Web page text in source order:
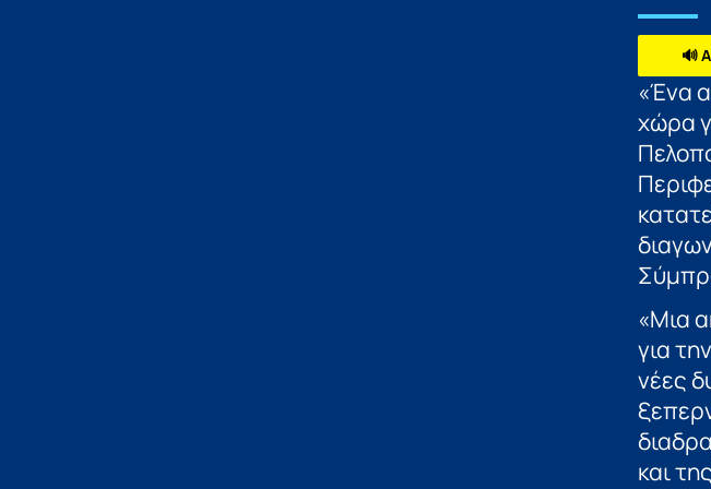
🔊
«Ένα
χώρα
«Μια
για
νέες
και